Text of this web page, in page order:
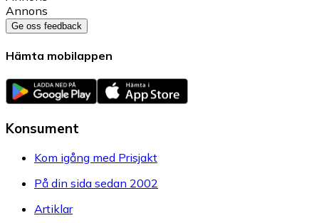
Annons
Ge oss feedback
Hämta mobilappen
Konsument
Kom igång med Prisjakt
På din sida sedan 2002
Artiklar